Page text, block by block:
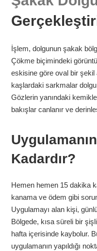
İşlem, dolgunun şakak
Çökme biçimindeki
eskisine göre oval bir şekil
kaşlardaki sarkmalar
Gözlerin yanındaki
bakışlar canlanır ve
Kadardır?
Hemen hemen 15 dakika
kanama ve ödem gibi
Uygulamayı alan kişi,
Bölgede, kısa süreli bir
hafta içerisinde kaybolur.
uygulamanın yapıldığı